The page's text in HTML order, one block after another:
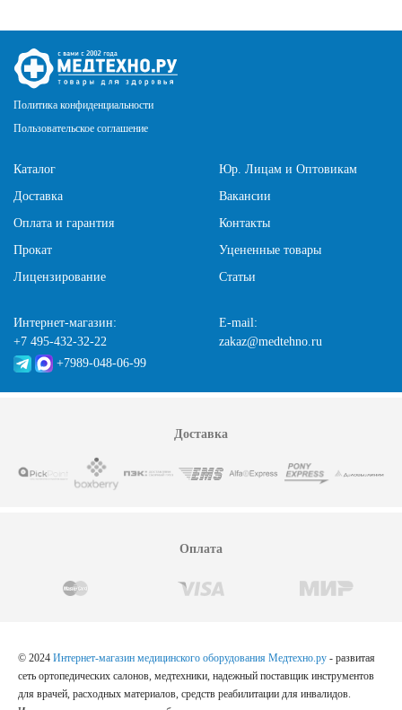
Политика конфиденциальности
Пользовательское соглашение
Каталог
Доставка
Оплата и гарантия
Прокат
Лицензирование
Юр. Лицам и Оптовикам
Вакансии
Контакты
Уцененные товары
Статьи
Интернет-магазин:
+7 495-432-32-22
+7989-048-06-99
E-mail:
zakaz@medtehno.ru
Доставка
Оплата
© 2024 Интернет-магазин медицинского оборудования Медтехно.ру - развитая
сеть ортопедических салонов, медтехники, надежный поставщик инструментов
для врачей, расходных материалов, средств реабилитации для инвалидов.